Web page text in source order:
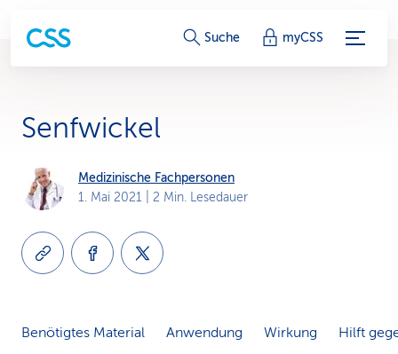
S
i
Suche myCSS
Senfwickel
Medizinische Fachpersonen
1. Mai 2021 | 2 Min. Lesedauer
Benötigtes Material Anwendung Wirkung Hilft